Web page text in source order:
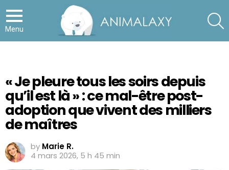
Menu
« Je pleure tous les soirs depuis
qu’il est là » : ce mal-être post-
adoption que vivent des milliers
de maîtres
by Marie R.
4 mars 2026, 5 h 45 min